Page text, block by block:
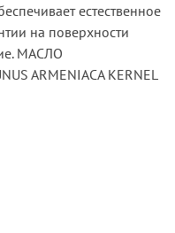
естественное
на поверхности
МАСЛО
ARMENIACA KERNEL